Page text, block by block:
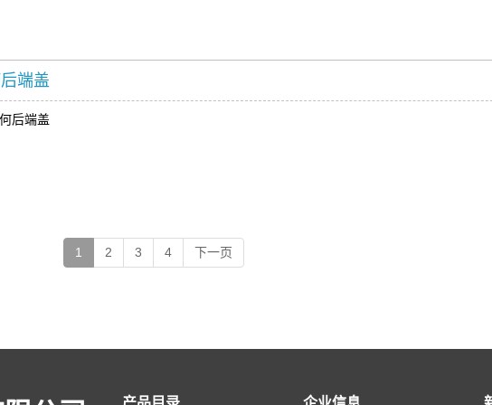
端盖
后端盖
1 2 3 4 下一页